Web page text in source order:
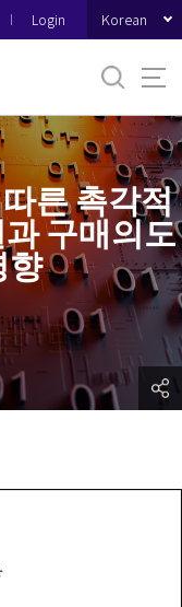
Login Korean
른 촉각적
구매의도
향